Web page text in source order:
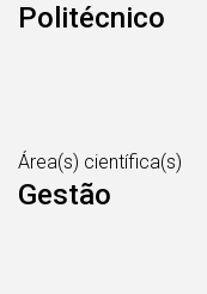
Politécnico
Área(s) científica(s)
Gestão